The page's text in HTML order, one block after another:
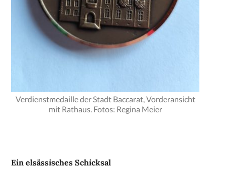
Verdienstmedaille der Stadt Baccarat, Vorderansicht
mit Rathaus. Fotos: Regina Meier
Ein elsässisches Schicksal